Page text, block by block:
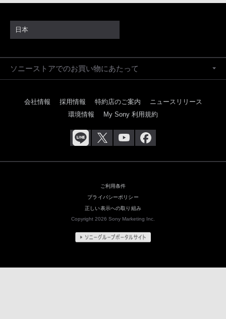
日本
ソニーストアでのお買い物にあたって
会社情報 採用情報 特約店のご案内
ニュースリリース
環境情報
My Sony 利用規約
ご利用条件
プライバシーポリシー
正しい表示への取り組み
Copyright 2026 Sony Marketing Inc.